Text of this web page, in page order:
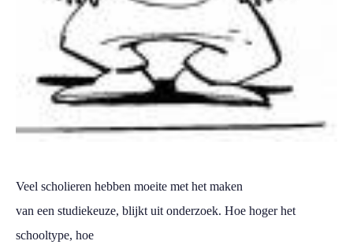
Veel scholieren hebben moeite met het maken
van een studiekeuze, blijkt uit onderzoek. Hoe hoger het
schooltype, hoe